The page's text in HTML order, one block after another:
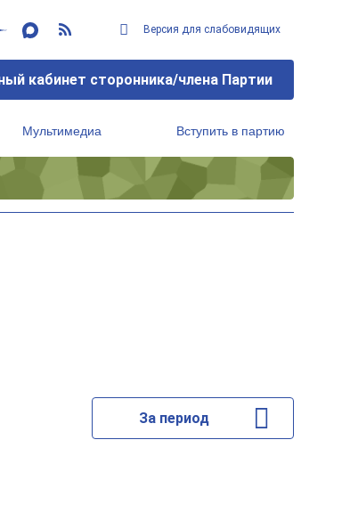
Версия для слабовидящих
кабинет сторонника/члена Партии
Мультимедиа Вступить в партию
За период